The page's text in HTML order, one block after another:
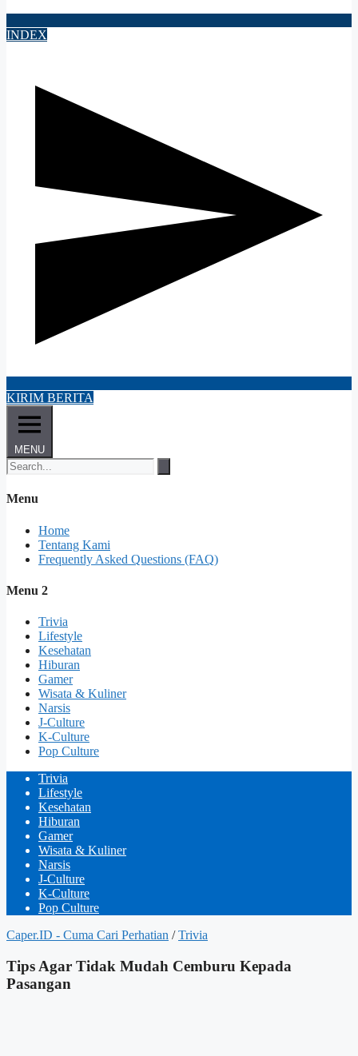
INDEX
KIRIM BERITA
MENU
Menu
Home
Tentang Kami
Frequently Asked Questions (FAQ)
Menu 2
Trivia
Lifestyle
Kesehatan
Hiburan
Gamer
Wisata & Kuliner
Narsis
J-Culture
K-Culture
Pop Culture
Trivia
Lifestyle
Kesehatan
Hiburan
Gamer
Wisata & Kuliner
Narsis
J-Culture
K-Culture
Pop Culture
Caper.ID - Cuma Cari Perhatian / Trivia
Tips Agar Tidak Mudah Cemburu Kepada
Pasangan